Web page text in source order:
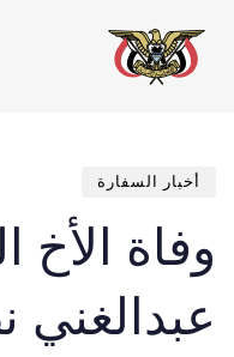
أخبار السفارة
وفاة الأخ
عبدالغني